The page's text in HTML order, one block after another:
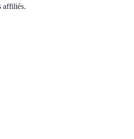
affiliés.